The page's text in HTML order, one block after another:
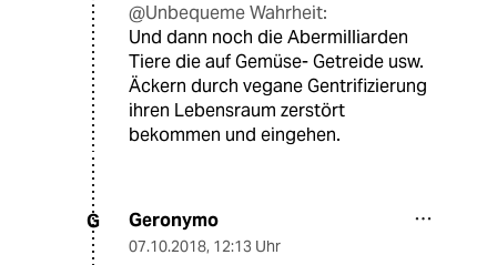
@Unbequeme Wahrheit:
Und dann noch die Abermilliarden
Tiere die auf Gemüse- Getreide usw.
Äckern durch vegane Gentrifizierung
ihren Lebensraum zerstört
bekommen und eingehen.
G Geronymo
07.10.2018, 12:13 Uhr